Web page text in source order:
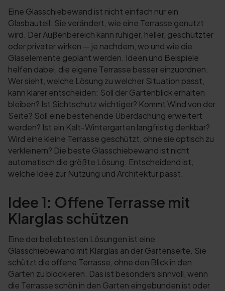
Eine Glasschiebewand ist nicht einfach nur ein
Glasbauteil. Sie verändert, wie eine Terrasse genutzt
wird. Der Außenbereich kann ruhiger, heller, geschützter
oder privater wirken — je nachdem, wo und wie die
Glaselemente geplant werden. Ideen und Beispiele
helfen dabei, die eigene Terrasse besser einzuordnen.
Wer sieht, welche Lösung zu welcher Situation passt,
kann klarer entscheiden: Soll der Gartenblick erhalten
bleiben? Ist Sichtschutz wichtiger? Kommt Wind von der
Seite? Soll eine bestehende Überdachung erweitert
werden? Ist ein Kalt-Wintergarten langfristig denkbar?
Wird eine kleine Terrasse geschützt, ohne sie optisch zu
verkleinern? Die beste Glasschiebewand ist nicht
automatisch die größte Lösung. Entscheidend ist,
welche Idee zur Nutzung und Architektur passt.
Idee 1: Offene Terrasse mit
Klarglas schützen
Eine der beliebtesten Lösungen ist eine
Glasschiebewand mit Klarglas an der Gartenseite. Sie
schützt die offene Terrasse, ohne den Blick in den
Garten zu blockieren. Das ist besonders sinnvoll, wenn
die Terrasse schön in den Garten eingebunden ist oder